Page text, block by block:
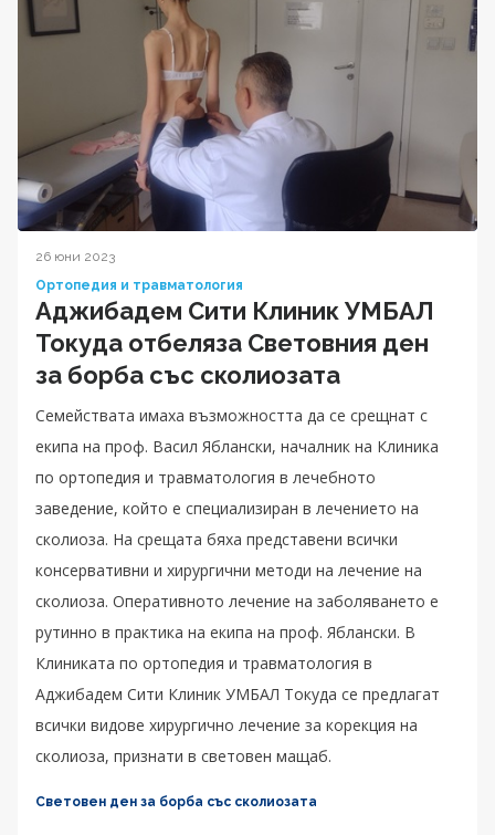
26 юни 2023
Ортопедия и травматология
Аджибадем Сити Клиник УМБАЛ
Токуда отбеляза Световния ден
за борба със сколиозата
Семействата имаха възможността да се срещнат с
екипа на проф. Васил Яблански, началник на Клиника
по ортопедия и травматология в лечебното
заведение, който е специализиран в лечението на
сколиоза. На срещата бяха представени всички
консервативни и хирургични методи на лечение на
сколиоза. Оперативното лечение на заболяването е
рутинно в практика на екипа на проф. Яблански. В
Клиниката по ортопедия и травматология в
Аджибадем Сити Клиник УМБАЛ Токуда се предлагат
всички видове хирургично лечение за корекция на
сколиоза, признати в световен мащаб.
Световен ден за борба със сколиозата